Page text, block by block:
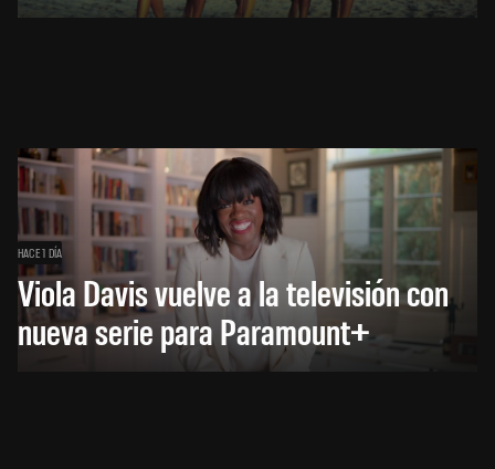
HACE 1 DÍA
Viola Davis vuelve a la televisión con
nueva serie para Paramount+